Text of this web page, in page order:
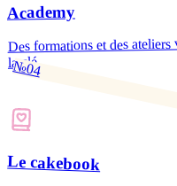
Academy
Des formations et des
la clé.
№04
Le cakebook